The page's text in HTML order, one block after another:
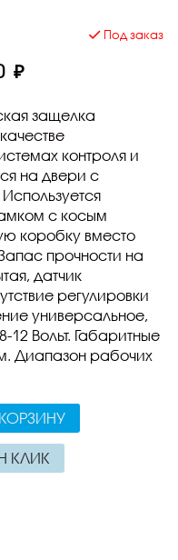
Под заказ
₽
защелка
контроля и
на двери с
с косым
коробку вместо
прочности на
датчик
регулировки
универсальное,
Вольт. Габаритные
Диапазон рабочих
КЛИК